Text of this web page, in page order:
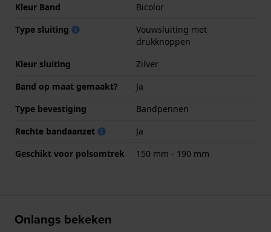
Kleur Band
Bicolor
Type sluiting
Vouwsluiting met
drukknoppen
Kleur sluiting
Zilver
Band op maat gemaakt?
Ja
Type bevestiging
Bandpennen
Rechte bandaanzet
Ja
Geschikt voor polsomtrek
150 mm - 190 mm
Onlangs bekeken